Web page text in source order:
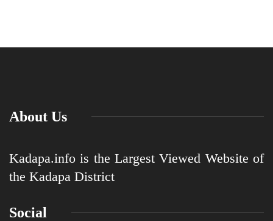
About Us
Kadapa.info is the Largest Viewed Website of
the Kadapa District
Social